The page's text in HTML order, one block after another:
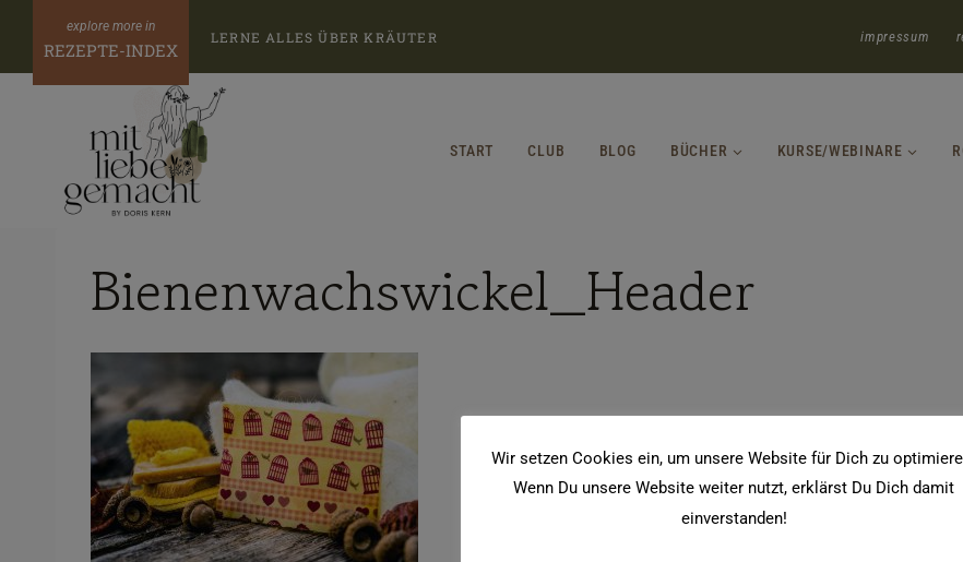
Inhalt
springen
REZEPTE-INDEX
LERNE ALLES ÜBER KRÄUTER impressum
START CLUB BLOG BÜCHER KURSE/WEBINARE
Bienenwachswickel_Header
Wir setzen Cookies ein, um unsere Website für Dich zu
Wenn Du unsere Website weiter nutzt, erklärst Du Dich damit
einverstanden!